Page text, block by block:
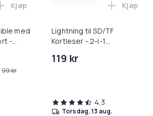
- Mørkebrun i handlekurven
med
-
99 kr
Legg Øreputer kompatible med Bose
Kjøp
Lightning til SD/TF
Kortleser - 2-i-1
iPhone/iPad
119 kr
Legg
Kjøp
4,3
torsdag, 13 aug.